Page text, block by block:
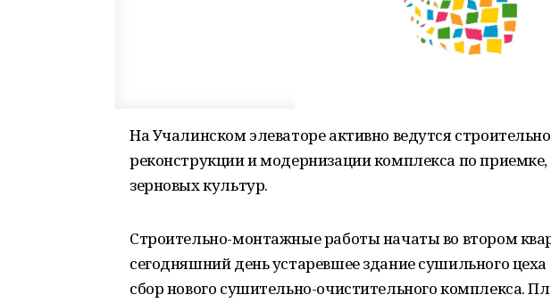
На Учалинском элеваторе активно ведутся
реконструкции и модернизации комплекса по
зерновых культур.
Строительно-монтажные работы начаты во втором
сегодняшний день устаревшее здание сушильного
сбор нового сушительно-очистительного комплекса.